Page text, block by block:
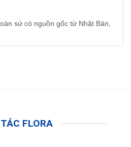
sứ có nguồn gốc từ Nhật Bản,
FLORA